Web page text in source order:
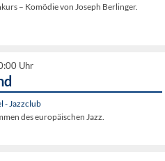
– Komödie von Joseph Berlinger.
Uhr
- Jazzclub
des europäischen Jazz.